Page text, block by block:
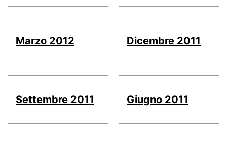
Marzo 2012 Dicembre 2011
Settembre 2011 Giugno 2011